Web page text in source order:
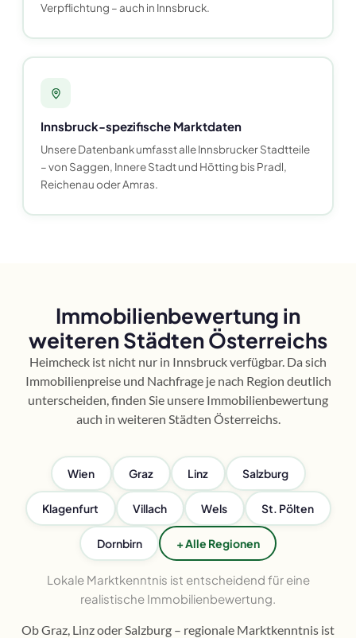
Verpflichtung – auch in Innsbruck.
Innsbruck-spezifische Marktdaten
Unsere Datenbank umfasst alle Innsbrucker Stadtteile
– von Saggen, Innere Stadt und Hötting bis Pradl,
Reichenau oder Amras.
Immobilienbewertung in
weiteren Städten Österreichs
Heimcheck ist nicht nur in Innsbruck verfügbar. Da sich
Immobilienpreise und Nachfrage je nach Region deutlich
unterscheiden, finden Sie unsere Immobilienbewertung
auch in weiteren Städten Österreichs.
Wien Graz Linz Salzburg
Klagenfurt Villach Wels St. Pölten
Dornbirn + Alle Regionen
Lokale Marktkenntnis ist entscheidend für eine
realistische Immobilienbewertung.
Ob Graz, Linz oder Salzburg – regionale Marktkenntnis ist